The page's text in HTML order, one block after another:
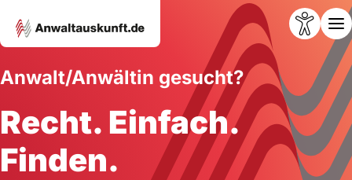
Anwalt/Anwältin gesucht?
Recht. Einfach.
Finden.